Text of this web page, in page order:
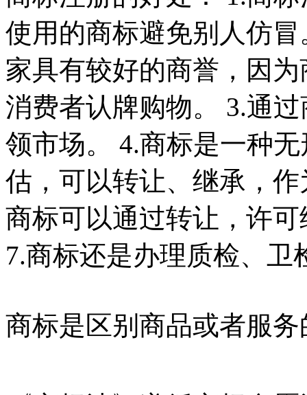
使用的商标避免别人仿
家具有较好的商誉，因
消费者认牌购物。 3.通
领市场。 4.商标是一种
估，可以转让、继承，
商标可以通过转让，许
7.商标还是办理质检、卫
商标是区别商品或者服